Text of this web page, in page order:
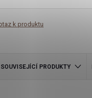
k produktu
SOUVISEJÍCÍ PRODUKTY